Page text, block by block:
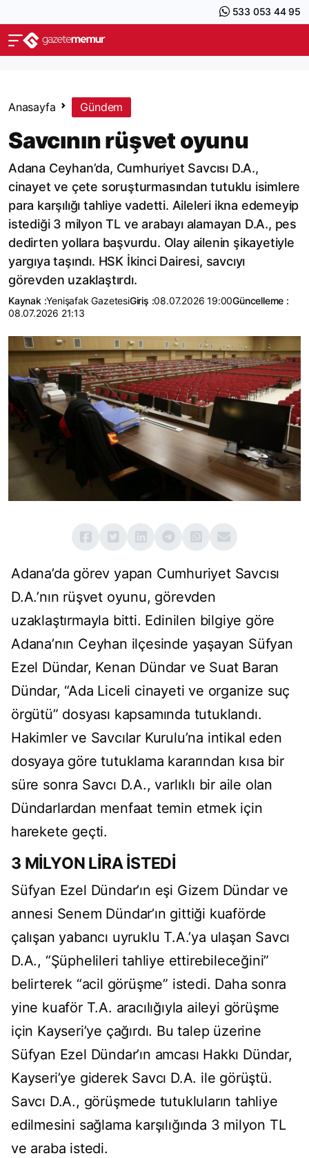
533 053 44 95
Anasayfa Gündem
Savcının rüşvet oyunu
Adana Ceyhan’da, Cumhuriyet Savcısı D.A.,
cinayet ve çete soruşturmasından tutuklu isimlere
para karşılığı tahliye vadetti. Aileleri ikna edemeyip
istediği 3 milyon TL ve arabayı alamayan D.A., pes
dedirten yollara başvurdu. Olay ailenin şikayetiyle
yargıya taşındı. HSK İkinci Dairesi, savcıyı
görevden uzaklaştırdı.
Kaynak :Yenişafak GazetesiGiriş :08.07.2026 19:00Güncelleme :
08.07.2026 21:13
Adana’da görev yapan Cumhuriyet Savcısı
D.A.’nın rüşvet oyunu, görevden
uzaklaştırmayla bitti. Edinilen bilgiye göre
Adana’nın Ceyhan ilçesinde yaşayan Süfyan
Ezel Dündar, Kenan Dündar ve Suat Baran
Dündar, “Ada Liceli cinayeti ve organize suç
örgütü” dosyası kapsamında tutuklandı.
Hakimler ve Savcılar Kurulu’na intikal eden
dosyaya göre tutuklama kararından kısa bir
süre sonra Savcı D.A., varlıklı bir aile olan
Dündarlardan menfaat temin etmek için
harekete geçti.
3 MİLYON LİRA İSTEDİ
Süfyan Ezel Dündar’ın eşi Gizem Dündar ve
annesi Senem Dündar’ın gittiği kuaförde
çalışan yabancı uyruklu T.A.’ya ulaşan Savcı
D.A., “Şüphelileri tahliye ettirebileceğini”
belirterek “acil görüşme” istedi. Daha sonra
yine kuaför T.A. aracılığıyla aileyi görüşme
için Kayseri’ye çağırdı. Bu talep üzerine
Süfyan Ezel Dündar’ın amcası Hakkı Dündar,
Kayseri’ye giderek Savcı D.A. ile görüştü.
Savcı D.A., görüşmede tutukluların tahliye
edilmesini sağlama karşılığında 3 milyon TL
ve araba istedi.